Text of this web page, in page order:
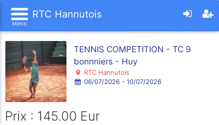
RTC Hannutois
TENNIS COMPETITION - TC 9
bonnniers - Huy
RTC Hannutois
06/07/2026 - 10/07/2026
Prix : 145.00 Eur